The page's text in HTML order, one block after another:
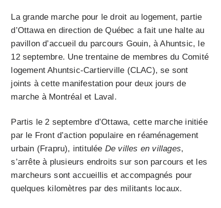
La grande marche pour le droit au logement, partie
d’Ottawa en direction de Québec a fait une halte au
pavillon d’accueil du parcours Gouin, à Ahuntsic, le
12 septembre. Une trentaine de membres du Comité
logement Ahuntsic-Cartierville (CLAC), se sont
joints à cette manifestation pour deux jours de
marche à Montréal et Laval.
Partis le 2 septembre d’Ottawa, cette marche initiée
par le Front d’action populaire en réaménagement
urbain (Frapru), intitulée De villes en villages,
s’arrête à plusieurs endroits sur son parcours et les
marcheurs sont accueillis et accompagnés pour
quelques kilomètres par des militants locaux.